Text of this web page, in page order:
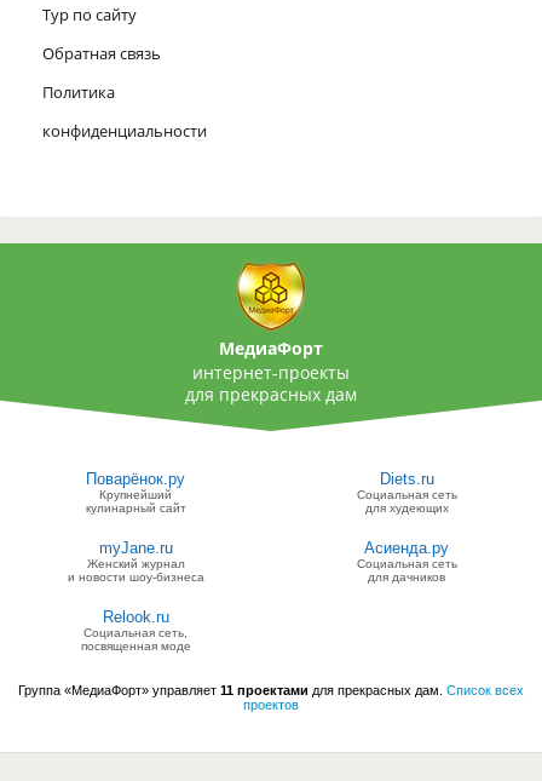
Тур по сайту
Обратная связь
Политика
конфиденциальности
МедиаФорт
интернет-проекты
для прекрасных дам
Поварёнок.ру
Крупнейший
кулинарный сайт
Diets.ru
Социальная сеть
для худеющих
myJane.ru
Женский журнал
и новости шоу-бизнеса
Асиенда.ру
Социальная сеть
для дачников
Relook.ru
Социальная сеть,
посвященная моде
Группа «МедиаФорт» управляет 11 проектами для прекрасных дам. Список всех
проектов